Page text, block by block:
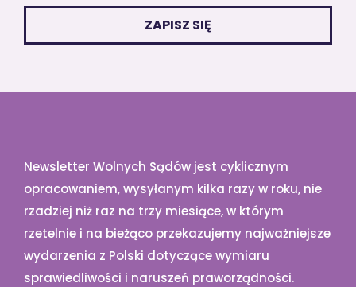
Newsletter Wolnych Sądów jest cyklicznym
opracowaniem, wysyłanym kilka razy w roku, nie
rzadziej niż raz na trzy miesiące, w którym
rzetelnie i na bieżąco przekazujemy najważniejsze
wydarzenia z Polski dotyczące wymiaru
sprawiedliwości i naruszeń praworządności.